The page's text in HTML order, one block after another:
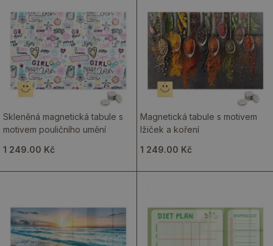
Skleněná magnetická tabule s
motivem pouličního umění
1 249.00 Kč
Magnetická tabule s motivem
lžiček a koření
1 249.00 Kč